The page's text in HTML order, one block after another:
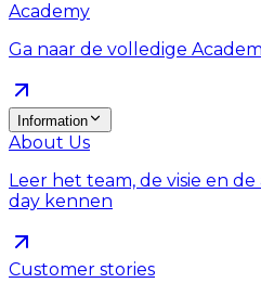
Academy
Ga naar de volledige
Information
About Us
Leer het team, de visie en
day kennen
Customer stories